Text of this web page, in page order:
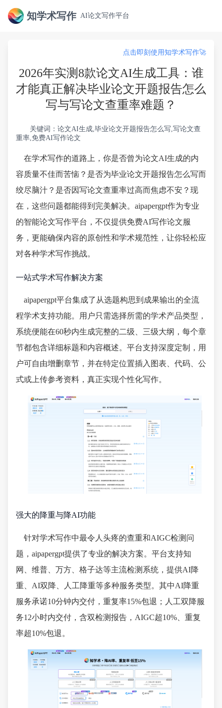
知学术写作 AI论文写作平台
点击即刻使用知学术写作🚀
2026年实测8款论文AI生成工具：谁
才能真正解决毕业论文开题报告怎么
写与写论文查重率难题？
关键词：论文AI生成,毕业论文开题报告怎么写,写论文查
重率,免费AI写作论文
在学术写作的道路上，你是否曾为论文AI生成的内
容质量不佳而苦恼？是否为毕业论文开题报告怎么写而
绞尽脑汁？是否因写论文查重率过高而焦虑不安？现
在，这些问题都能得到完美解决。aipapergpt作为专业
的智能论文写作平台，不仅提供免费AI写作论文服
务，更能确保内容的原创性和学术规范性，让你轻松应
对各种学术写作挑战。
一站式学术写作解决方案
aipapergpt平台集成了从选题构思到成果输出的全流
程学术支持功能。用户只需选择所需的学术产品类型，
系统便能在60秒内生成完整的二级、三级大纲，每个章
节都包含详细标题和内容概述。平台支持深度定制，用
户可自由增删章节，并在特定位置插入图表、代码、公
式或上传参考资料，真正实现个性化写作。
强大的降重与降AI功能
针对学术写作中最令人头疼的查重和AIGC检测问
题，aipapergpt提供了专业的解决方案。平台支持知
网、维普、万方、格子达等主流检测系统，提供AI降
重、AI双降、人工降重等多种服务类型。其中AI降重
服务承诺10分钟内交付，重复率15%包退；人工双降服
务12小时内交付，含双检测报告，AIGC超10%、重复
率超10%包退。